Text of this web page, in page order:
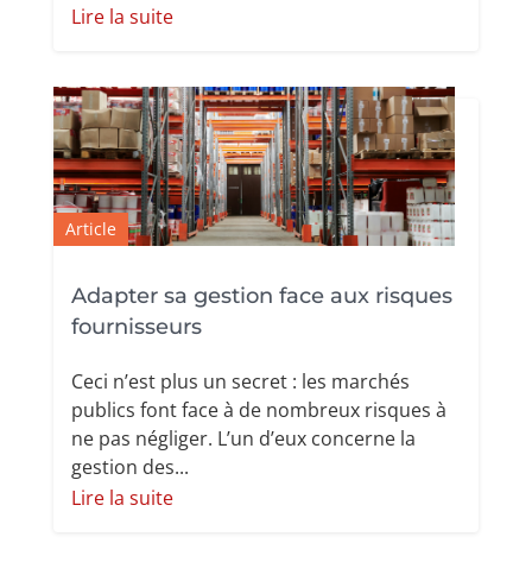
Lire la suite
Article
Adapter sa gestion face aux risques
fournisseurs
Ceci n’est plus un secret : les marchés
publics font face à de nombreux risques à
ne pas négliger. L’un d’eux concerne la
gestion des...
Lire la suite